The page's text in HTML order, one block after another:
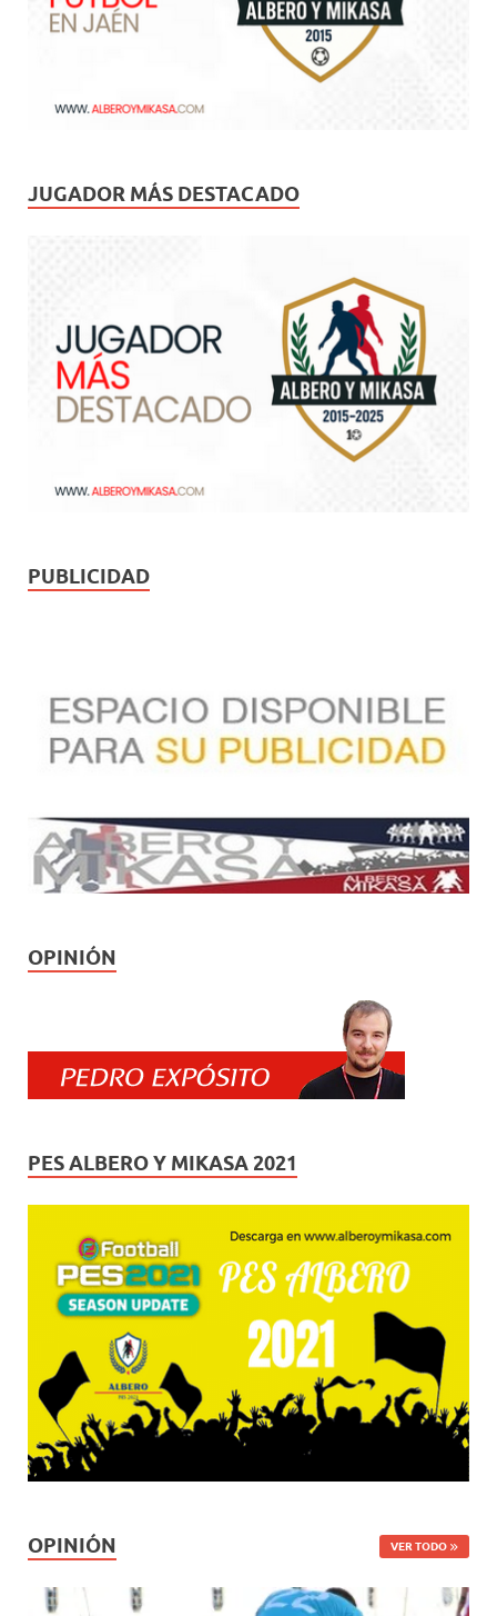
JUGADOR MÁS DESTACADO
PUBLICIDAD
OPINIÓN
PES ALBERO Y MIKASA 2021
OPINIÓN VER TODO